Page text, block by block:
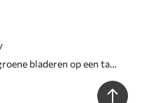
bladeren op een tak,